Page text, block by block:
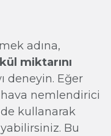
adına,
miktarını
deneyin. Eğer
nemlendirici
kullanarak
Bu